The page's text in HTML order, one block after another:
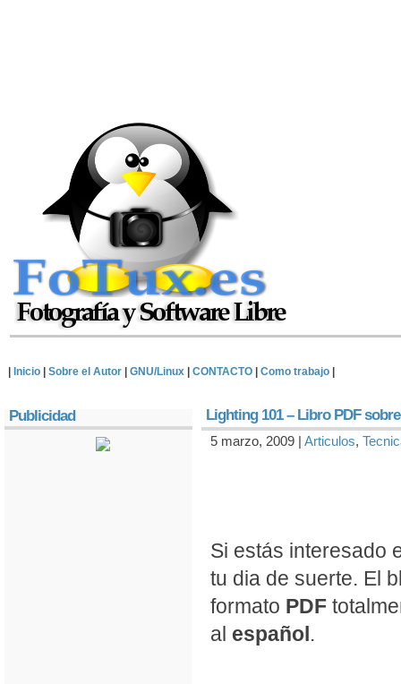
Inicio Sobre el Autor GNU/Linux CONTACTO Como trabajo
Lighting 101 – Libro PDF
5 marzo, 2009 | Articulos,
Si estás interesado
tu dia de suerte. El
formato PDF
al español.
Publicidad